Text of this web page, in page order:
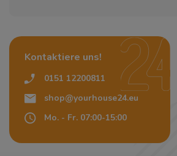
Kontaktiere uns!
0151 12200811
shop@yourhouse24.eu
Mo. - Fr. 07:00-15:00